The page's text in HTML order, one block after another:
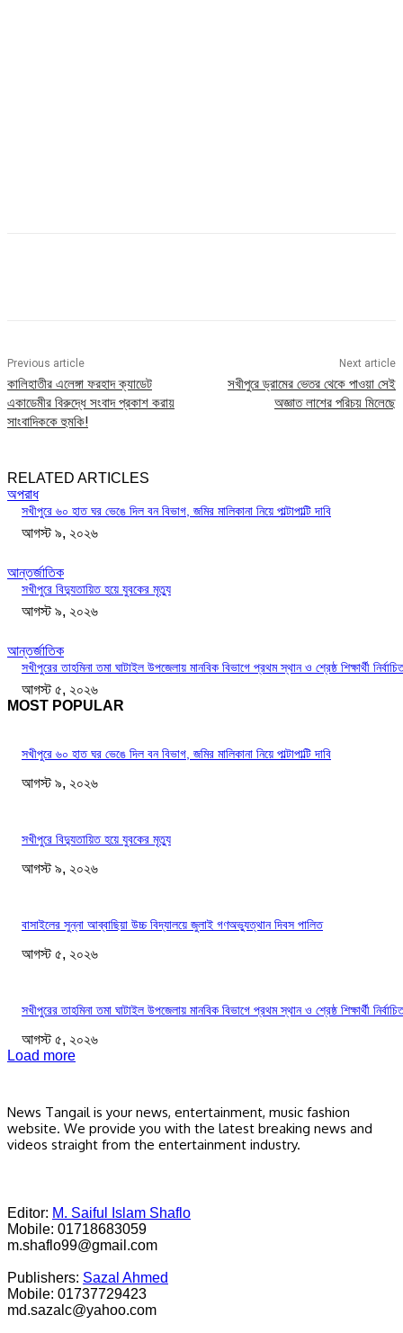
Previous article
কালিহাতীর এলেঙ্গা ফরহাদ ক্যাডেট
একাডেমীর বিরুদ্ধে সংবাদ প্রকাশ করায়
সাংবাদিককে হুমকি!
Next article
সখীপুরে ড্রামের ভেতর থেকে পাওয়া সেই
অজ্ঞাত লাশের পরিচয় মিলেছে
RELATED ARTICLES
অপরাধ
সখীপুরে ৬০ হাত ঘর ভেঙে দিল বন বিভাগ, জমির মালিকানা নিয়ে পাল্টাপাল্টি দাবি
আগস্ট ৯, ২০২৬
আন্তর্জাতিক
সখীপুরে বিদ্যুতায়িত হয়ে যুবকের মৃত্যু
আগস্ট ৯, ২০২৬
আন্তর্জাতিক
সখীপুরের তাহমিনা তমা ঘাটাইল উপজেলায় মানবিক বিভাগে প্রথম স্থান ও শ্রেষ্ঠ শিক্ষার্থী
আগস্ট ৫, ২০২৬
MOST POPULAR
সখীপুরে ৬০ হাত ঘর ভেঙে দিল বন বিভাগ, জমির মালিকানা নিয়ে পাল্টাপাল্টি দাবি
আগস্ট ৯, ২০২৬
সখীপুরে বিদ্যুতায়িত হয়ে যুবকের মৃত্যু
আগস্ট ৯, ২০২৬
বাসাইলের সুন্না আব্বাছিয়া উচ্চ বিদ্যালয়ে জুলাই গণঅভ্যুত্থান দিবস পালিত
আগস্ট ৫, ২০২৬
সখীপুরের তাহমিনা তমা ঘাটাইল উপজেলায় মানবিক বিভাগে প্রথম স্থান ও শ্রেষ্ঠ শিক্ষার্থী
আগস্ট ৫, ২০২৬
Load more
News Tangail is your news, entertainment, music fashion
website. We provide you with the latest breaking news and
videos straight from the entertainment industry.
Editor: M. Saiful Islam Shaflo
Mobile: 01718683059
m.shaflo99@gmail.com
Publishers: Sazal Ahmed
Mobile: 01737729423
md.sazalc@yahoo.com